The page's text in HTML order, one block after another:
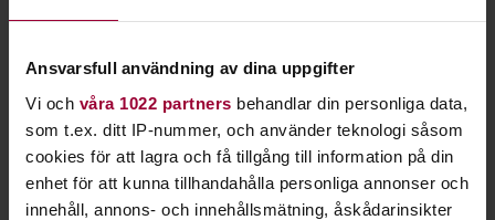
Ansvarsfull användning av dina uppgifter
Vi och våra 1022 partners behandlar din personliga data,
som t.ex. ditt IP-nummer, och använder teknologi såsom
cookies för att lagra och få tillgång till information på din
enhet för att kunna tillhandahålla personliga annonser och
innehåll, annons- och innehållsmätning, åskådarinsikter
Catarina Lundgren
Folkbildningsutvecklare Kultur
Skicka e-post
018-19 46 07
Läs mer